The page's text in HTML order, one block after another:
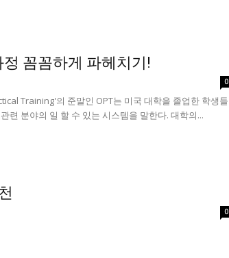
꼼꼼하게 파헤치기!
0
Training'의 준말인 OPT는 미국 대학을 졸업한 학생들
련 분야의 일 할 수 있는 시스템을 말한다. 대학의...
0